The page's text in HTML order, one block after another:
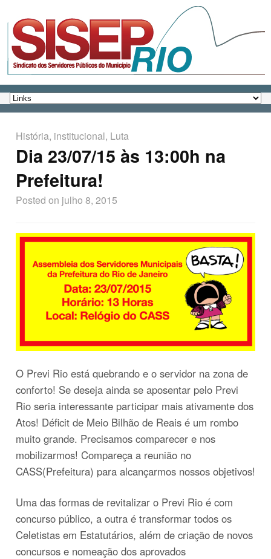
História, institucional, Luta
Dia 23/07/15 às 13:00h na
Prefeitura!
Posted on julho 8, 2015
O Previ Rio está quebrando e o servidor na zona de
conforto! Se deseja ainda se aposentar pelo Previ
Rio seria interessante participar mais ativamente dos
Atos! Déficit de Meio Bilhão de Reais é um rombo
muito grande. Precisamos comparecer e nos
mobilizarmos! Compareça a reunião no
CASS(Prefeitura) para alcançarmos nossos objetivos!
Uma das formas de revitalizar o Previ Rio é com
concurso público, a outra é transformar todos os
Celetistas em Estatutários, além de criação de novos
concursos e nomeação dos aprovados